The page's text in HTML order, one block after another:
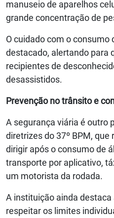
manuseio de aparelhos
grande concentração de
O cuidado com o consumo
destacado, alertando para
recipientes de
desassistidos.
Prevenção no trânsito e
A segurança viária é outro
diretrizes do 37º BPM, que
dirigir após o consumo de
transporte por aplicativo,
um motorista da rodada.
A instituição ainda
respeitar os limites